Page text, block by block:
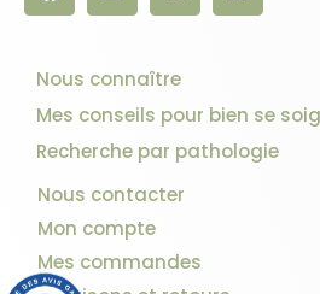
Nous connaître
Mes conseils pour bien se
Recherche par pathologie
Nous contacter
Mon compte
Mes commandes